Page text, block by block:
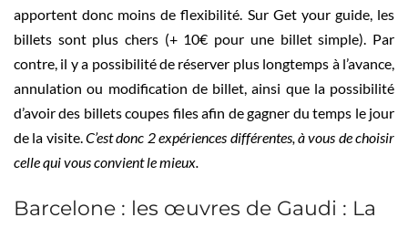
apportent donc moins de flexibilité. Sur Get your guide, les
billets sont plus chers (+ 10€ pour une billet simple). Par
contre, il y a possibilité de réserver plus longtemps à l’avance,
annulation ou modification de billet, ainsi que la possibilité
d’avoir des billets coupes files afin de gagner du temps le jour
de la visite.C’est donc 2 expériences différentes, à vous de choisir
celle qui vous convient le mieux.
Barcelone : les œuvres de Gaudi : La